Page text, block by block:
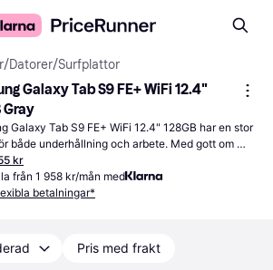
/Datorer/Surfplattor
Galaxy Tab S9 FE+ WiFi 12.4"
Gray
Galaxy Tab S9 FE+ WiFi 12.4" 128GB har en stor
både underhållning och arbete. Med gott om
kan du spara appar och media utan
kr
från 1 958 kr/mån med
betalningar*
Pris med frakt